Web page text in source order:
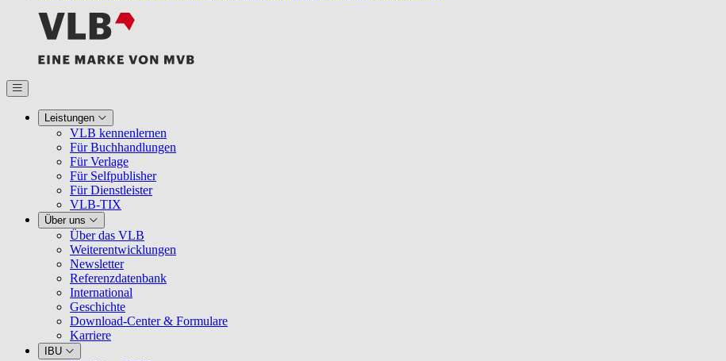
Leistungen
VLB kennenlernen
Für Buchhandlungen
Für Verlage
Für Selfpublisher
Für Dienstleister
VLB-TIX
Über uns
Über das VLB
Weiterentwicklungen
Newsletter
Referenzdatenbank
International
Geschichte
Download-Center & Formulare
Karriere
IBU